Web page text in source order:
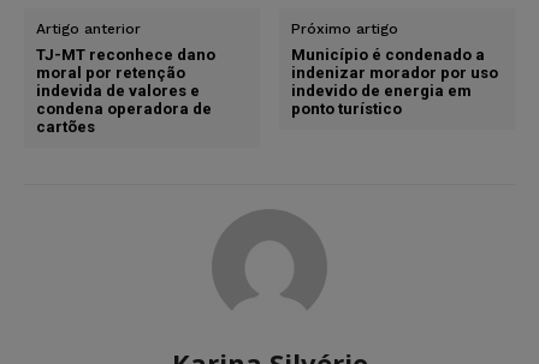
Artigo anterior
TJ-MT reconhece dano
moral por retenção
indevida de valores e
condena operadora de
cartões
Próximo artigo
Município é condenado a
indenizar morador por uso
indevido de energia em
ponto turístico